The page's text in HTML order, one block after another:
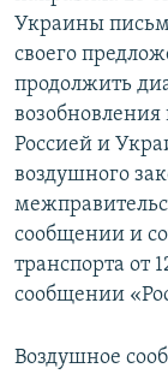
Украины
своего
продолжить
Россией и
воздушного
сообщении и
транспорта от
сообщении
Воздушное